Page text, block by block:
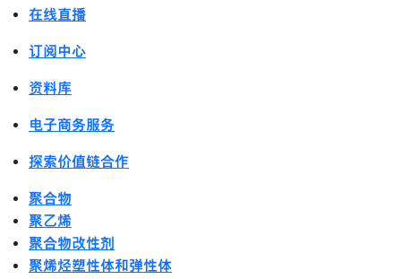
在线直播
订阅中心
资料库
电子商务服务
探索价值链合作
聚合物
聚乙烯
聚合物改性剂
聚烯烃塑性体和弹性体